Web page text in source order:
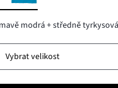
modrá + středně
Vybrat velikost